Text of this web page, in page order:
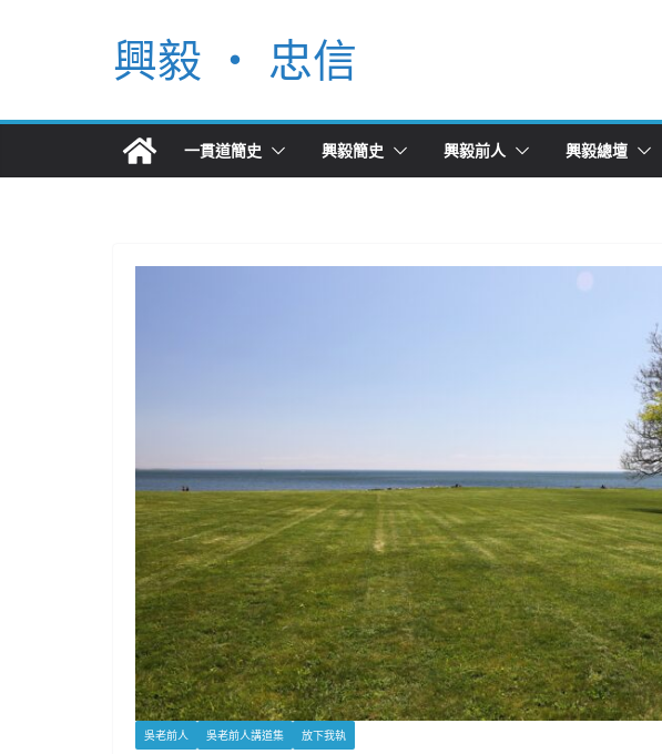
興毅 ‧ 忠信
一貫道簡史 興毅簡史 興毅前人 興毅總壇
吳老前人 吳老前人講道集 放下我執